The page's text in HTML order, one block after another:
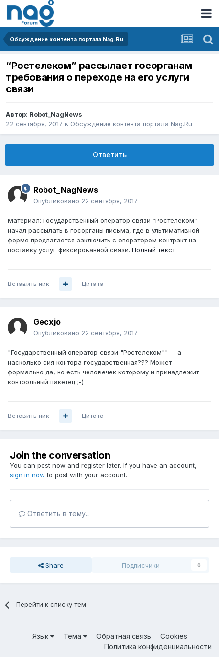
Обсуждение контента портала Nag.Ru
“Ростелеком” рассылает госорганам
требования о переходе на его услуги
связи
Автор: Robot_NagNews
22 сентября, 2017 в Обсуждение контента портала Nag.Ru
Ответить
Robot_NagNews
Опубликовано 22 сентября, 2017
Материал: Государственный оператор связи “Ростелеком”
начал рассылать в госорганы письма, где в ультимативной
форме предлагается заключить с оператором контракт на
поставку услуг фиксированной связи. Полный текст
Вставить ник Цитата
Gecxjo
Опубликовано 22 сентября, 2017
"Государственный оператор связи "Ростелеком"" -- а
насколько сия контора государственная??? Может -
формально да, но есть человечек которому и принадлежит
контрольный пакетец ;-)
Вставить ник Цитата
Join the conversation
You can post now and register later. If you have an account,
sign in now to post with your account.
Ответить в тему...
Share Подписчики 0
Перейти к списку тем
Язык Тема Обратная связь
Cookies
Политика конфиденциальности